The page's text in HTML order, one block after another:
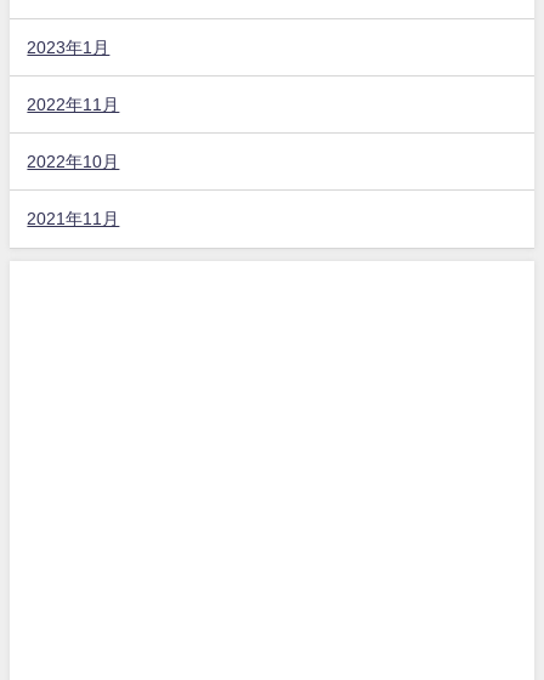
2023年1月
2022年11月
2022年10月
2021年11月